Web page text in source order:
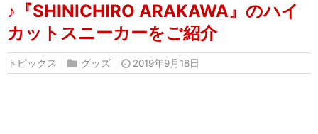
♪『SHINICHIRO ARAKAWA』のハイ
カットスニーカーをご紹介
トピックス グッズ 2019年9月18日